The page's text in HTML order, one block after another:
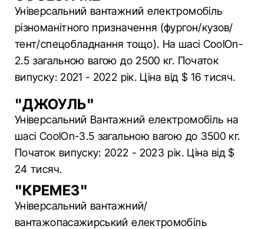
Універсальний вантажний електромобіль
різноманітного призначення (фургон/кузов/
тент/спецобладнання тощо). На шасі CoolOn-
2.5 загальною вагою до 2500 кг. Початок
випуску: 2021 - 2022 рік. Ціна від $ 16 тисяч.
"ДЖОУЛЬ"
Універсальний Вантажний електромобіль на
шасі CoolOn-3.5 загальною вагою до 3500 кг.
Початок випуску: 2022 - 2023 рік. Ціна від $
24 тисяч.
"КРЕМЕЗ"
Універсальний вантажний/
вантажопасажирський електромобіль